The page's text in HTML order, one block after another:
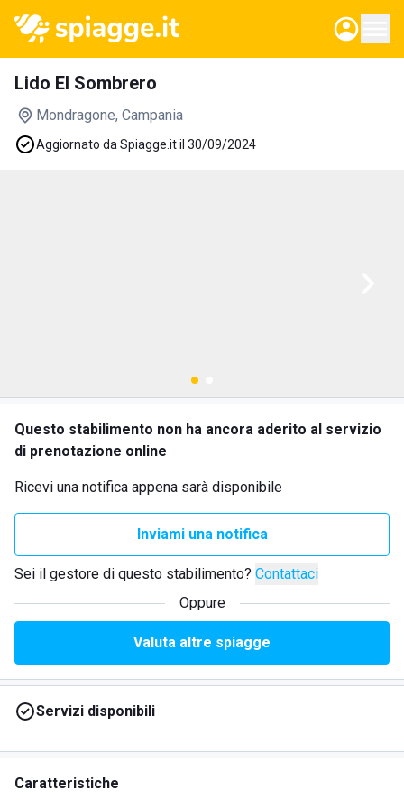
Lido El Sombrero
Mondragone, Campania
Aggiornato da Spiagge.it il 30/09/2024
Questo stabilimento non ha ancora aderito al servizio
di prenotazione online
Ricevi una notifica appena sarà disponibile
Inviami una notifica
Sei il gestore di questo stabilimento? Contattaci
Oppure
Valuta altre spiagge
Servizi disponibili
Caratteristiche